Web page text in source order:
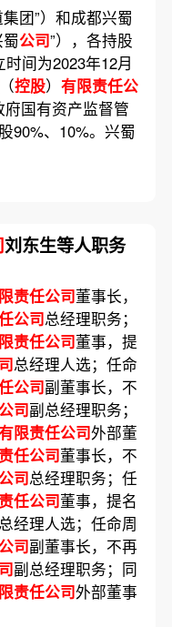
集团”）和成都兴蜀
蜀公司”），各持股
间为2023年12月
控股） 有限责任公
国有资产监督管
90%、10%。兴蜀
刘东生等人职务
责任公司董事长，
公司总经理职务；
责任公司董事，提
总经理人选；任命
公司副董事长，不
司副总经理职务；
限责任公司外部董
任公司董事长，不
司总经理职务；任
任公司董事，提名
总经理人选；任命周
司副董事长，不再
副总经理职务；同
责任公司外部董事